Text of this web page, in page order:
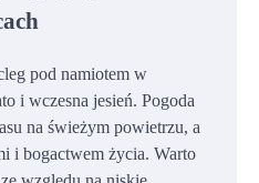
pod namiotem w
i wczesna jesień. Pogoda
na świeżym powietrzu, a
i bogactwem życia. Warto